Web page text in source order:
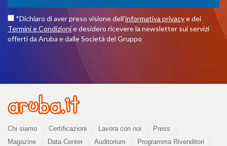
*Dichiaro di aver preso visione dell'informativa privacye dei
Termini e Condizionie desidero ricevere la newsletter sui servizi
offerti da Aruba e dalle Società del Gruppo
Azienda
Chi siamo Certificazioni Lavora con noi
Press
Magazine
Data Center Auditorium
Programma Rivenditori